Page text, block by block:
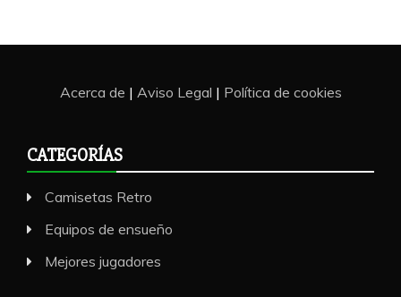
Acerca de | Aviso Legal | Política de cookies
CATEGORÍAS
Camisetas Retro
Equipos de ensueño
Mejores jugadores